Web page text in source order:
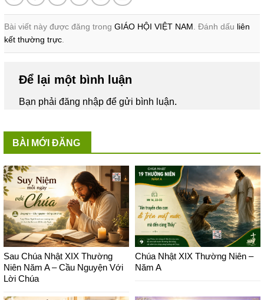
Bài viết này được đăng trong GIÁO HỘI VIỆT NAM. Đánh dấu liên
kết thường trực.
Để lại một bình luận
Bạn phảiđăng nhậpđể gửi bình luận.
BÀI MỚI ĐĂNG
Sau Chúa Nhật XIX Thường
Niên Năm A – Cầu Nguyện Với
Lời Chúa
Chúa Nhật XIX Thường Niên –
Năm A